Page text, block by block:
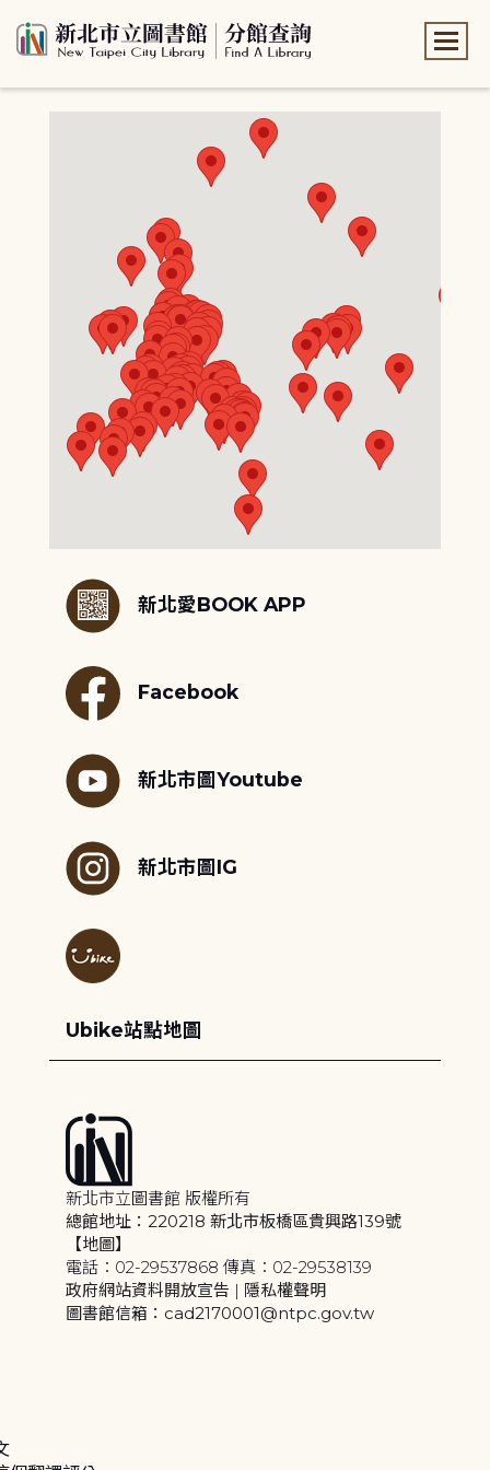
新北愛BOOK APP
Facebook
新北市圖Youtube
新北市圖IG
Ubike站點地圖
新北市立圖書館 版權所有
總館地址：220218 新北市板橋區貴興路139號
【地圖】
電話：02-29537868 傳真：02-29538139
政府網站資料開放宣告 | 隱私權聲明
圖書館信箱：cad2170001@ntpc.gov.tw